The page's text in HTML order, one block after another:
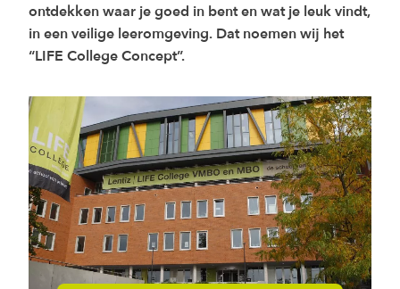
ontdekken waar je goed in bent en wat je leuk vindt,
in een veilige leeromgeving. Dat noemen wij het
“LIFE College Concept”.